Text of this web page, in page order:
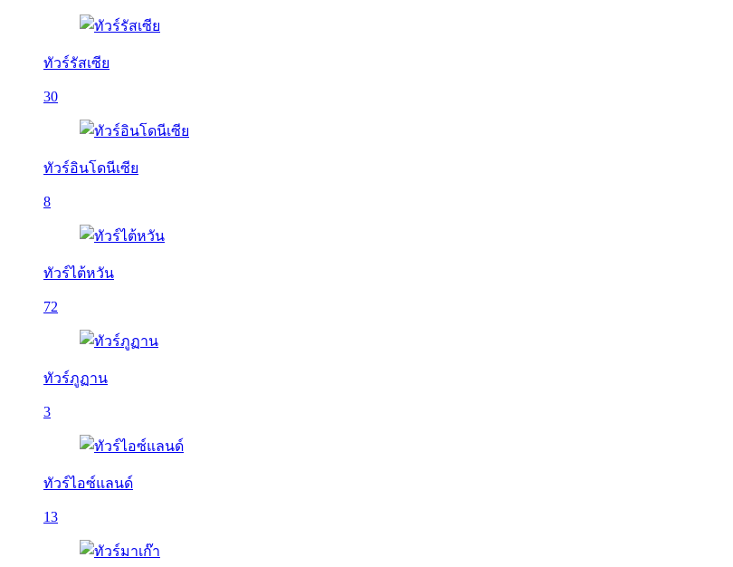
ทัวร์รัสเซีย
30
ทัวร์อินโดนีเซีย
8
ทัวร์ไต้หวัน
72
ทัวร์ภูฏาน
3
ทัวร์ไอซ์แลนด์
13